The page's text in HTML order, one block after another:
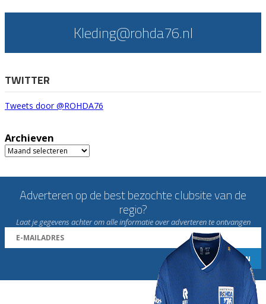
Kleding@rohda76.nl
TWITTER
Tweets door @ROHDA76
Archieven
Archieven
Adverteren op de best bezochte clubsite van de
regio?
Laat je gegevens achter om alle informatie over adverteren te ontvangen